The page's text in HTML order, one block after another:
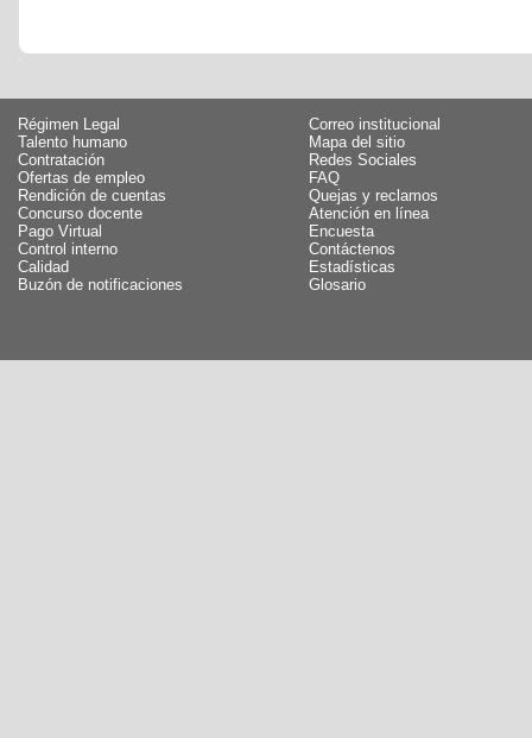
Régimen Legal
Talento humano
Contratación
Ofertas de empleo
Rendición de cuentas
Concurso docente
Pago Virtual
Control interno
Calidad
Buzón de notificaciones
Correo institucional
Mapa del sitio
Redes Sociales
FAQ
Quejas y reclamos
Atención en línea
Encuesta
Contáctenos
Estadísticas
Glosario